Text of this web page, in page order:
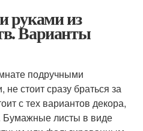
руками из
Варианты
подручными
стоит сразу браться за
с тех вариантов декора,
Бумажные листы в виде